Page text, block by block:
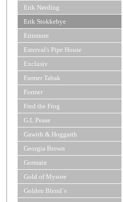
Erik Nørding
Erik Stokkebye
Erinmore
Esterval's Pipe House
Exclusiv
Farmer Tabak
Former
Fred the Frog
G.L.Pease
Gawith & Hoggarth
Georgia Brown
Germain
Gold of Mysore
Golden Blend´s